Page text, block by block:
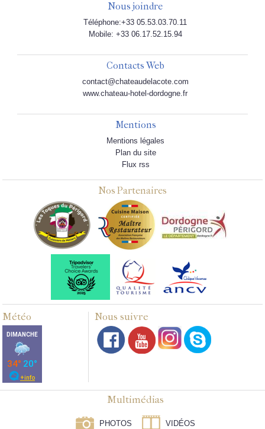
Nous joindre
Téléphone:+33 05.53.03.70.11
Mobile: +33 06.17.52.15.94
Contacts Web
contact@chateaudelacote.com
www.chateau-hotel-dordogne.fr
Mentions
Mentions légales
Plan du site
Flux rss
Nos Partenaires
Météo Nous suivre
Multimédias
PHOTOS VIDÉOS